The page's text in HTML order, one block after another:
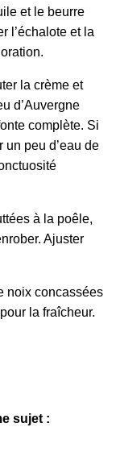
et le beurre
l’échalote et la
la crème et
d’Auvergne
complète. Si
un peu d’eau de
à la poêle,
Ajuster
noix concassées
la fraîcheur.
sujet :